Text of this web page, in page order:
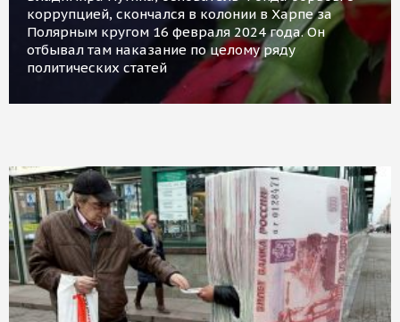
коррупцией, скончался в колонии в Харпе за
Полярным кругом 16 февраля 2024 года. Он
отбывал там наказание по целому ряду
политических статей